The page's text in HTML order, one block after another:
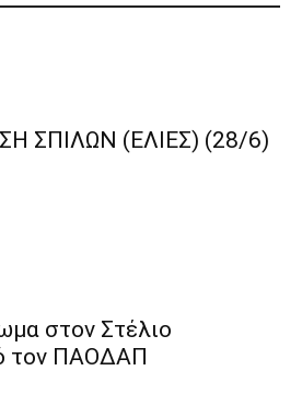
ΣΠΙΛΩΝ (ΕΛΙΕΣ) (28/6)
στον Στέλιο
τον ΠΑΟΔΑΠ